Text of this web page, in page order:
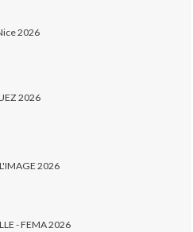
2026
2026
2026
- FEMA 2026